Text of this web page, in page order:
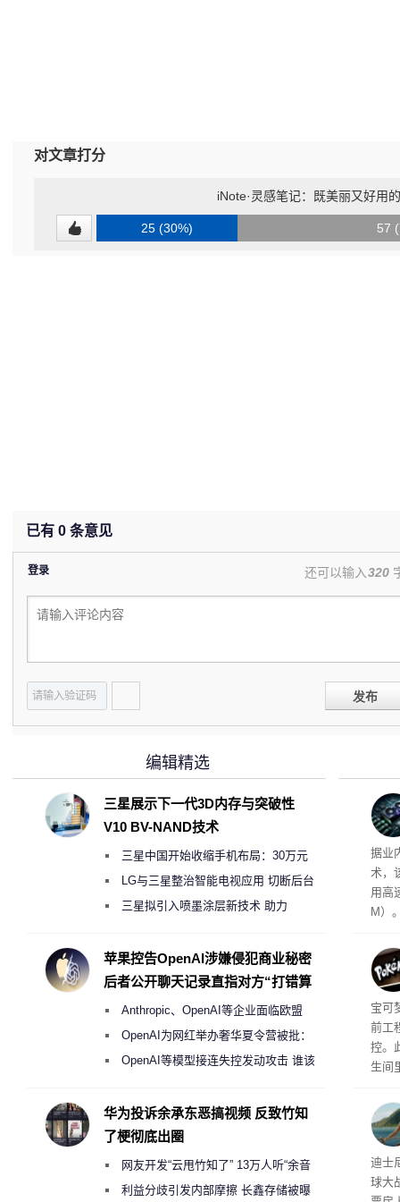
对文章打分
iNote·灵感笔记：既美丽又好用
25 (30%) 57
已有 0 条意见
登录 还可以输入320
发布
据业
术，
用高
M）
宝可
前工
控。
生间
一
像头
周
迪士
球大
编辑精选
三星展示下一代3D内存与突破性
V10 BV-NAND技术
三星中国开始收缩手机布局：30万元
月销售额不达标门店 将被逐步清退
LG与三星整治智能电视应用 切断后台
偷偷共享带宽的违规行为
三星拟引入喷墨涂层新技术 助力
度
苹果控告OpenAI涉嫌侵犯商业秘密
后者公开聊天记录直指对方“打错算
Anthropic、OpenAI等企业面临欧盟
《人工智能法案》全新执法权限审查
OpenAI为网红举办奢华夏令营被批：
2000美元一晚 遭讽“反乌托邦”
OpenAI等模型接连失控发动攻击 谁该
华为投诉余承东恶搞视频 反致竹知
了梗彻底出圈
网友开发“云甩竹知了” 13万人听“余音
绕梁”利益分歧引发内部摩擦 长鑫存储被曝